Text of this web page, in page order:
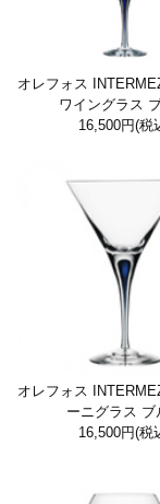
オレフォス
ワイングラス
16,500円(税
オレフォス
ーニグラス ブ
16,500円(税